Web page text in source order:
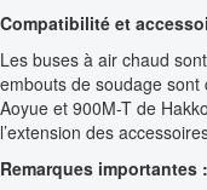
Compatibilité et
Les buses à air chaud
embouts de soudage
Aoyue et 900M-T de
l’extension des
Remarques importantes :